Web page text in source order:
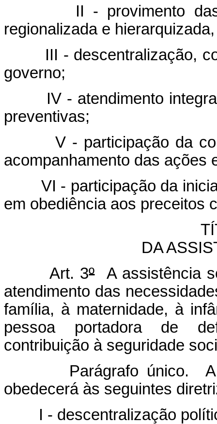
II - provimento
regionalizada e
III - descentralização,
governo;
IV - atendimento
preventivas;
V - participação da
acompanhamento das ações
VI - participação da
em obediência aos preceitos
DA
Art. 3ºA assistência
atendimento das
família, à maternidade, à
pessoa portadora de
contribuição à seguridade
Parágrafo único.
obedecerá às seguintes
I - descentralização